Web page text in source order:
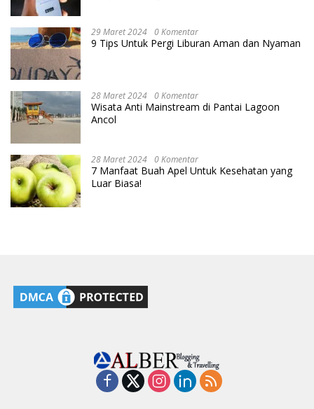
29 Maret 2024 0 Komentar
9 Tips Untuk Pergi Liburan Aman dan Nyaman
28 Maret 2024 0 Komentar
Wisata Anti Mainstream di Pantai Lagoon
Ancol
28 Maret 2024 0 Komentar
7 Manfaat Buah Apel Untuk Kesehatan yang
Luar Biasa!